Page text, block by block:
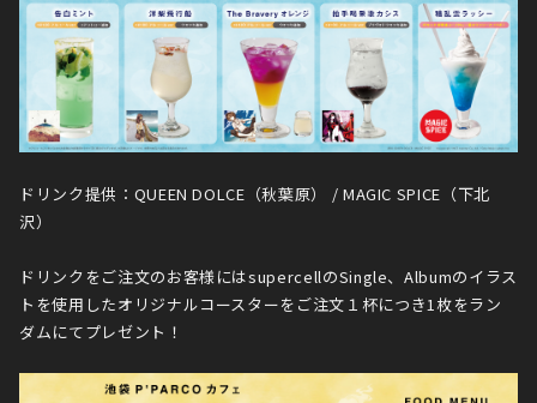
ドリンク提供：QUEEN DOLCE（秋葉原） / MAGIC SPICE（下北
沢）
ドリンクをご注文のお客様にはsupercellのSingle、Albumのイラス
トを使用したオリジナルコースターをご注文１杯につき1枚をラン
ダムにてプレゼント！